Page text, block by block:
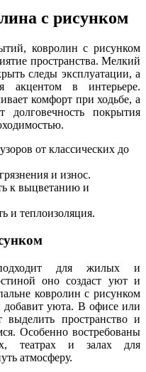
с рисунком
ковролин с рисунком
пространства. Мелкий
следы эксплуатации, а
акцентом в интерьере.
комфорт при ходьбе, а
долговечность покрытия
от классических до
и износ.
к выцветанию и
и теплоизоляция.
для жилых и
оно создаст уют и
ковролин с рисунком
добавит уюта. В офисе или
выделить пространство и
Особенно востребованы
театрах и залах для
атмосферу.